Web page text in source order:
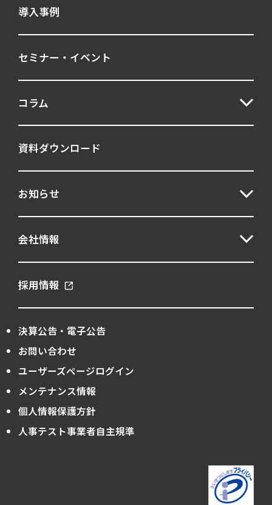
導入事例
セミナー・イベント
コラム
資料ダウンロード
お知らせ
会社情報
採用情報
決算公告・電子公告
お問い合わせ
ユーザーズページログイン
メンテナンス情報
個人情報保護方針
人事テスト事業者自主規準